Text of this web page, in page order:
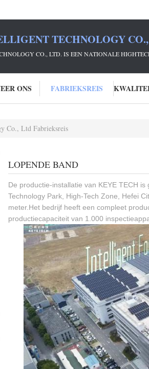
TECHNOLOGY
CO., LTD. IS EEN NATIONALE
ONS FABRIEKSREIS
Co., Ltd Fabrieksreis
LOPENDE BAND
De productie-installatie van KEYE TECH
Technology Park, High-Tech Zone, Hefei
meter.Het bedrijf heeft een compleet
productiecapaciteit van 1.000